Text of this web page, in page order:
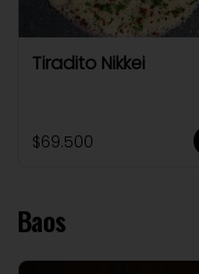
Tiradito Nikkei
$69.500
Baos